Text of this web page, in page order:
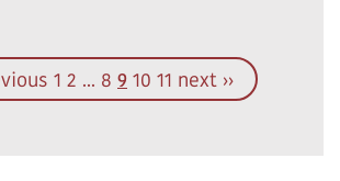
1 2 ... 8 9 10 11 next ››